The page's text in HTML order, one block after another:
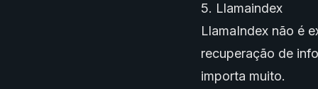
5. Llamaindex
LlamaIndex não é
recuperação de
importa muito.